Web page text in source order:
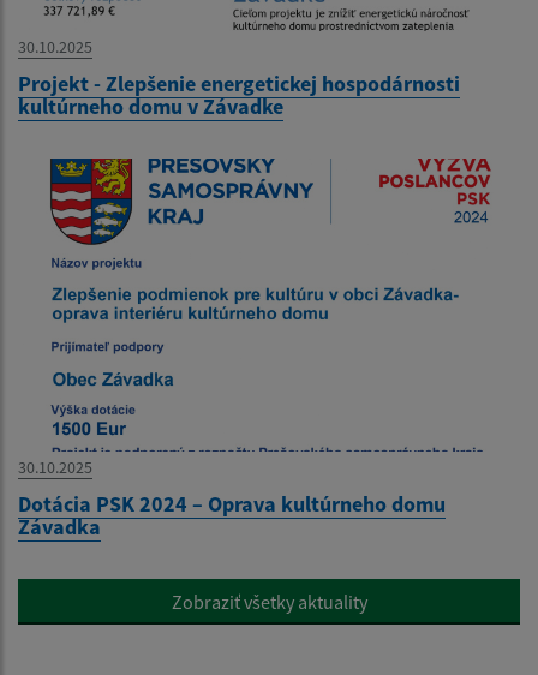
30.10.2025
Projekt - Zlepšenie energetickej hospodárnosti
kultúrneho domu v Závadke
30.10.2025
Dotácia PSK 2024 – Oprava kultúrneho domu
Závadka
Zobraziť všetky aktuality